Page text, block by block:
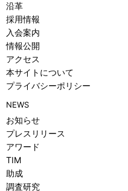
沿革
採用情報
入会案内
情報公開
アクセス
本サイトについて
プライバシーポリシー
NEWS
お知らせ
プレスリリース
アワード
TIM
助成
調査研究